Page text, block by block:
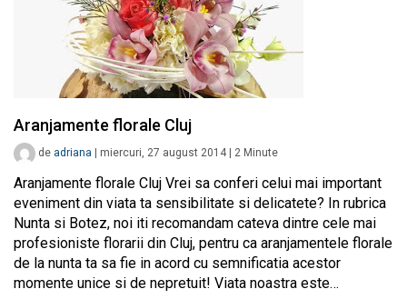
Aranjamente florale Cluj
de adriana miercuri, 27 august 2014 2 Minute
Aranjamente florale Cluj Vrei sa conferi celui mai important
eveniment din viata ta sensibilitate si delicatete? In rubrica
Nunta si Botez, noi iti recomandam cateva dintre cele mai
profesioniste florarii din Cluj, pentru ca aranjamentele florale
de la nunta ta sa fie in acord cu semnificatia acestor
momente unice si de nepretuit! Viata noastra este…